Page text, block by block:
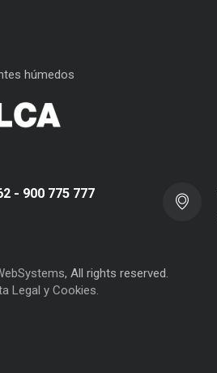
húmedos
- 900 775 777
, All rights reserved.
Legal y Cookies.